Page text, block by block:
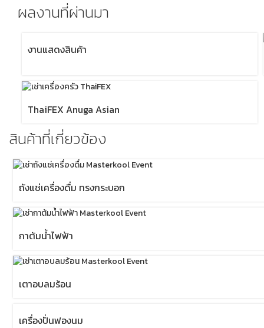
ผลงานที่ผ่านมา
งานแสดงสินค้า
ThaiFEX Anuga Asian
สินค้าที่เกี่ยวข้อง
ถังแช่เครื่องดื่ม ทรงกระบอก
กาต้มน้ำไฟฟ้า
เตาอบลมร้อน
เครื่องปั่นฟองนม